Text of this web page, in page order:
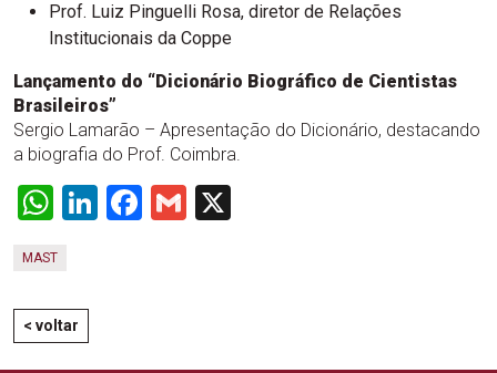
Prof. Luiz Pinguelli Rosa, diretor de Relações
Institucionais da Coppe
Lançamento do “Dicionário Biográfico de Cientistas
Brasileiros”
Sergio Lamarão – Apresentação do Dicionário, destacando
a biografia do Prof. Coimbra.
WhatsApp
LinkedIn
Facebook
Gmail
MAST
< voltar